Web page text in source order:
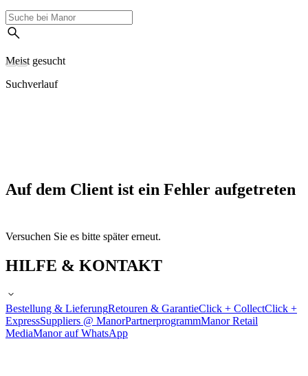
Meist gesucht
Suchverlauf
Auf dem Client ist ein Fehler aufgetreten
Versuchen Sie es bitte später erneut.
HILFE & KONTAKT
Bestellung & LieferungRetouren & GarantieClick + CollectClick +
ExpressSuppliers @ ManorPartnerprogrammManor Retail
MediaManor auf WhatsApp